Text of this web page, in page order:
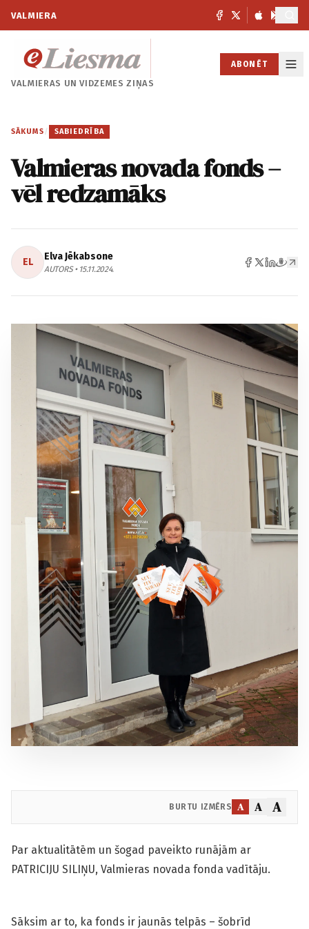
VALMIERA
VALMIERAS UNVIDZEMES ZIŅAS
ABONĒT
SĀKUMS / SABIEDRĪBA
Valmieras novada fonds –
vēl redzamāks
EL Elva Jēkabsone
AUTORS • 15.11.2024.
BURTU IZMĒRS A A A
Par aktualitātēm un šogad paveikto runājām ar
PATRICIJU SILIŅU, Valmieras novada fonda vadītāju.
Sāksim ar to, ka fonds ir jaunās telpās – šobrīd